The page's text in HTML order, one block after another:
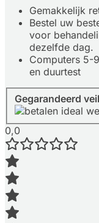
Gemakkelijk
Bestel uw
voor
dezelfde dag.
Computers 5-
en duurtest
Gegarandeerd
0,0